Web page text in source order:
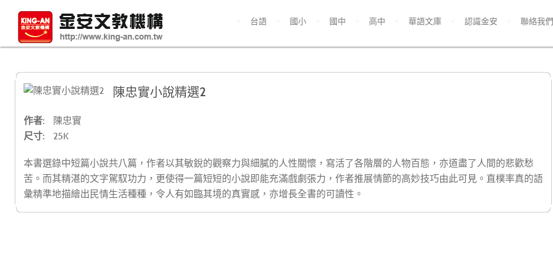
台語 國小 國中 高中 華語文庫 認識金安 聯絡我們
陳忠實小說精選2
作者:
陳忠實
尺寸:
25K
本書選錄中短篇小說共八篇，作者以其敏銳的觀察力與細膩的人性關懷，寫活了各階層的人物百態，亦道盡了人間的悲歡愁
苦。而其精湛的文字駕馭功力，更使得一篇短短的小說即能充滿戲劇張力，作者推展情節的高妙技巧由此可見。直樸率真的語
彙精準地描繪出民情生活種種，令人有如臨其境的真實感，亦增長全書的可讀性。